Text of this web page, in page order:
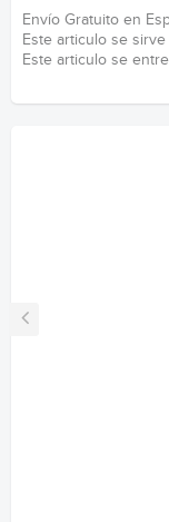
Envío Gratuito en
Este articulo se
Este articulo se